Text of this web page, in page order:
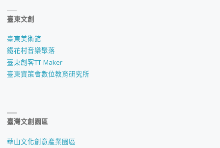
臺東文創
臺東美術館
鐵花村音樂聚落
臺東創客TT Maker
臺東資策會數位教育研究所
臺灣文創園區
華山文化創意產業園區